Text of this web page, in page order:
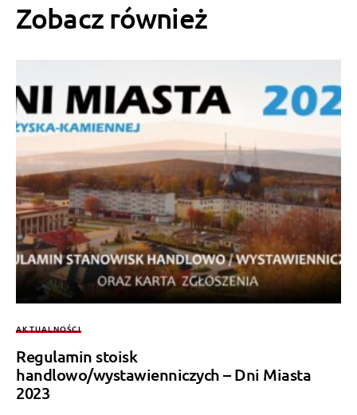
Zobacz również
AKTUALNOŚCI
Regulamin stoisk
handlowo/wystawienniczych – Dni Miasta
2023